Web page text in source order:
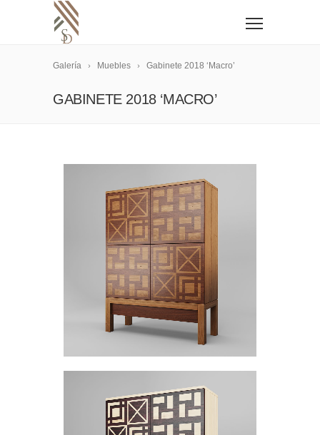
Galería Muebles Gabinete 2018 ‘Macro’
GABINETE 2018 ‘MACRO’